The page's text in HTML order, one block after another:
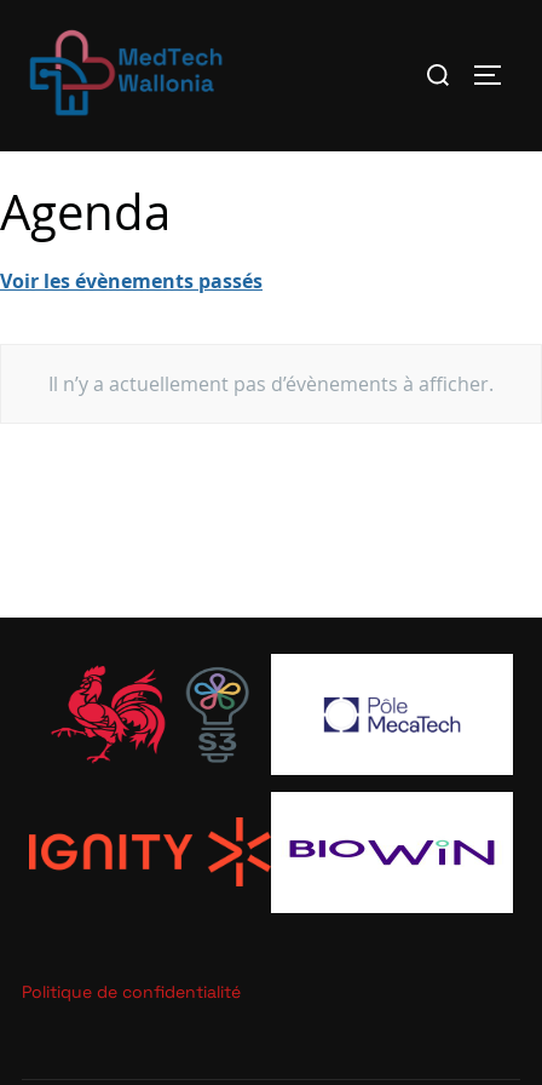
Agenda
Voir les évènements passés
Il n’y a actuellement pas d’évènements à afficher.
Politique de confidentialité